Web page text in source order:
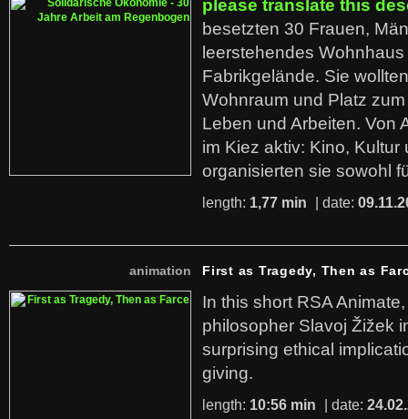
please translate this
besetzten 30 Frauen,
leerstehendes
Fabrikgelände. Sie
Wohnraum und Platz
Leben und Arbeiten. Von
im Kiez aktiv: Kino,
organisierten sie sowohl
length: 1,77 min | date:
animation First as Tragedy, Then as
In this short RSA
philosopher Slavoj Žižek
surprising ethical
giving.
length: 10:56 min | date: